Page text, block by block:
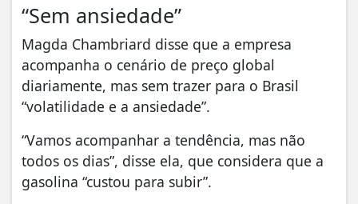
“Sem ansiedade”
Magda Chambriard disse que a empresa
acompanha o cenário de preço global
diariamente, mas sem trazer para o Brasil
“volatilidade e a ansiedade”.
“Vamos acompanhar a tendência, mas não
todos os dias”, disse ela, que considera que a
gasolina “custou para subir”.